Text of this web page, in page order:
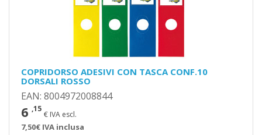
COPRIDORSO ADESIVI CON TASCA CONF.10
DORSALI ROSSO
EAN: 8004972008844
6 ,15
€ IVA escl.
7,50€ IVA inclusa